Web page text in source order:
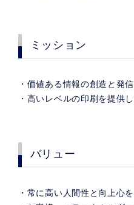
ミッション
・価値ある情報の創造と発信
・高いレベルの印刷を提供
バリュー
・常に高い人間性と向上心